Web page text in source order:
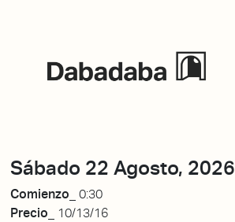
Sábado 22 Agosto, 2026
Comienzo_ 0:30
Precio_
10/13/16